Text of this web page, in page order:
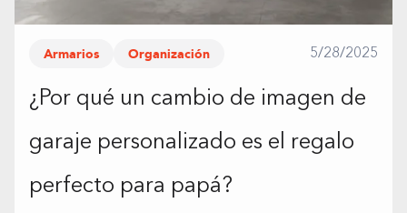
Armarios Organización 5/28/2025
¿Por qué un cambio de imagen de
garaje personalizado es el regalo
perfecto para papá?